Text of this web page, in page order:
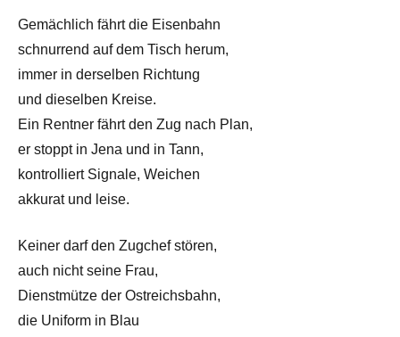
Gemächlich fährt die Eisenbahn
schnurrend auf dem Tisch herum,
immer in derselben Richtung
und dieselben Kreise.
Ein Rentner fährt den Zug nach Plan,
er stoppt in Jena und in Tann,
kontrolliert Signale, Weichen
akkurat und leise.
Keiner darf den Zugchef stören,
auch nicht seine Frau,
Dienstmütze der Ostreichsbahn,
die Uniform in Blau